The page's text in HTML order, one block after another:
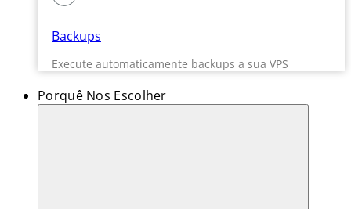
Backups
Execute automaticamente backups a sua VPS
Porquê Nos Escolher